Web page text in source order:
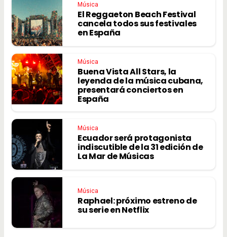
Música
El Reggaeton Beach Festival
cancela todos sus festivales
en España
Música
Buena Vista All Stars, la
leyenda de la música cubana,
presentará conciertos en
España
Música
Ecuador será protagonista
indiscutible de la 31 edición de
La Mar de Músicas
Música
Raphael: próximo estreno de
su serie en Netflix